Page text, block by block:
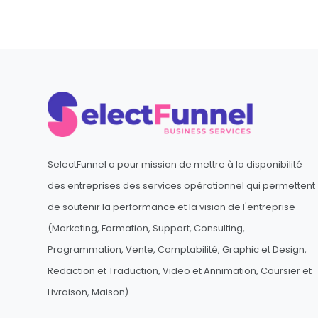
SelectFunnel a pour mission de mettre à la disponibilité
des entreprises des services opérationnel qui permettent
de soutenir la performance et la vision de l'entreprise
(Marketing, Formation, Support, Consulting,
Programmation, Vente, Comptabilité, Graphic et Design,
Redaction et Traduction, Video et Annimation, Coursier et
Livraison, Maison).